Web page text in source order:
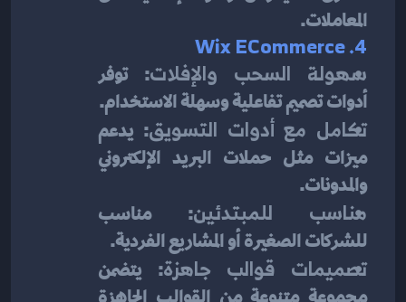
المعاملات.
4. Wix ECommerce
سهولة السحب والإفلات : توفر
أدوات تصميم تفاعلية وسهلة الاستخدام.
تكامل مع أدوات التسويق
والمدونات.
مناسب للمبتدئين
للشركات الصغيرة أو المشاريع الفردية.
تصميمات قوالب جاهزة